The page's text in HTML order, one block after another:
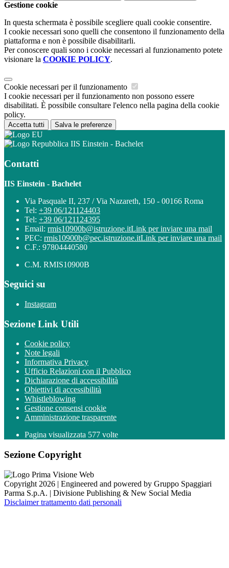
Gestione cookie
In questa schermata è possibile scegliere quali cookie consentire.
I cookie necessari sono quelli che consentono il funzionamento della
piattaforma e non è possibile disabilitarli.
Per conoscere quali sono i cookie necessari al funzionamento potete
visionare la COOKIE POLICY.
Cookie necessari per il funzionamento
I cookie necessari per il funzionamento non possono essere
disabilitati. È possibile consultare l'elenco nella pagina della cookie
policy.
Accetta tutti Salva le preferenze
IIS Einstein - Bachelet
Contatti
IIS Einstein - Bachelet
Via Pasquale II, 237 / Via Nazareth, 150 - 00166 Roma
Tel: +39 06/121124403
Tel: +39 06/121124395
Email: rmis10900b@istruzione.itLink per inviare una mail
PEC: rmis10900b@pec.istruzione.itLink per inviare una mail
C.F.: 97804440580
C.M. RMIS10900B
Seguici su
Instagram
Sezione Link Utili
Cookie policy
Note legali
Informativa Privacy
Ufficio Relazioni con il Pubblico
Dichiarazione di accessibilità
Obiettivi di accessibilità
Whistleblowing
Gestione consensi cookie
Amministrazione trasparente
Pagina visualizzata 577 volte
Sezione Copyright
Copyright 2026 | Engineered and powered by Gruppo Spaggiari
Parma S.p.A. | Divisione Publishing & New Social Media
Disclaimer trattamento dati personali